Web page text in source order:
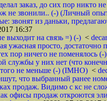
заказ, до сих пор никто
не звонили.. (-) (Личный
звонят из даньки,
16:37
выходит на связь =) (-) <
ужасная просто,
пор ничего не поменялось (-)
службы у них нет (что
не меньше (-) (IMHO) <
что выбранный ранее
продаж. Видимо с кс не
офисы продаж откроются